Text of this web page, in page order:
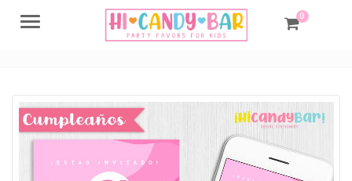
Menu 0